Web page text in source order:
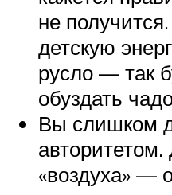
не
детскую
русло — так
обуздать
Вы слишком
«воздуха» —